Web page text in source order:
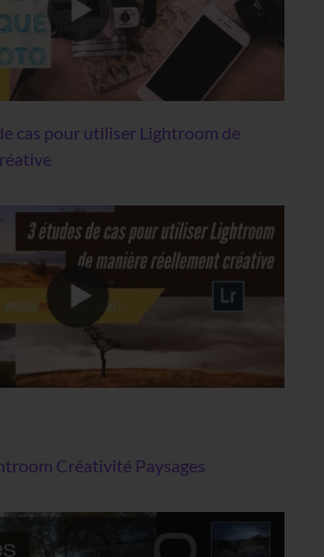
cas pour utiliser Lightroom de
Créativité Paysages